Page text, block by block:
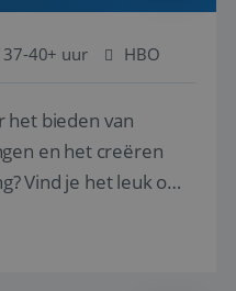
37-40+ uur HBO
het bieden van
en het creëren
Vind je het leuk om
Group-kantoor in
Policy